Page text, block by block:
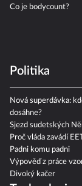
Co je bodycount?
Politika
Nová superdávka:
dosáhne?
Sjezd sudetských
Proč vláda zavádí
Padni komu padni
Výpověď z práce
Divoký kačer